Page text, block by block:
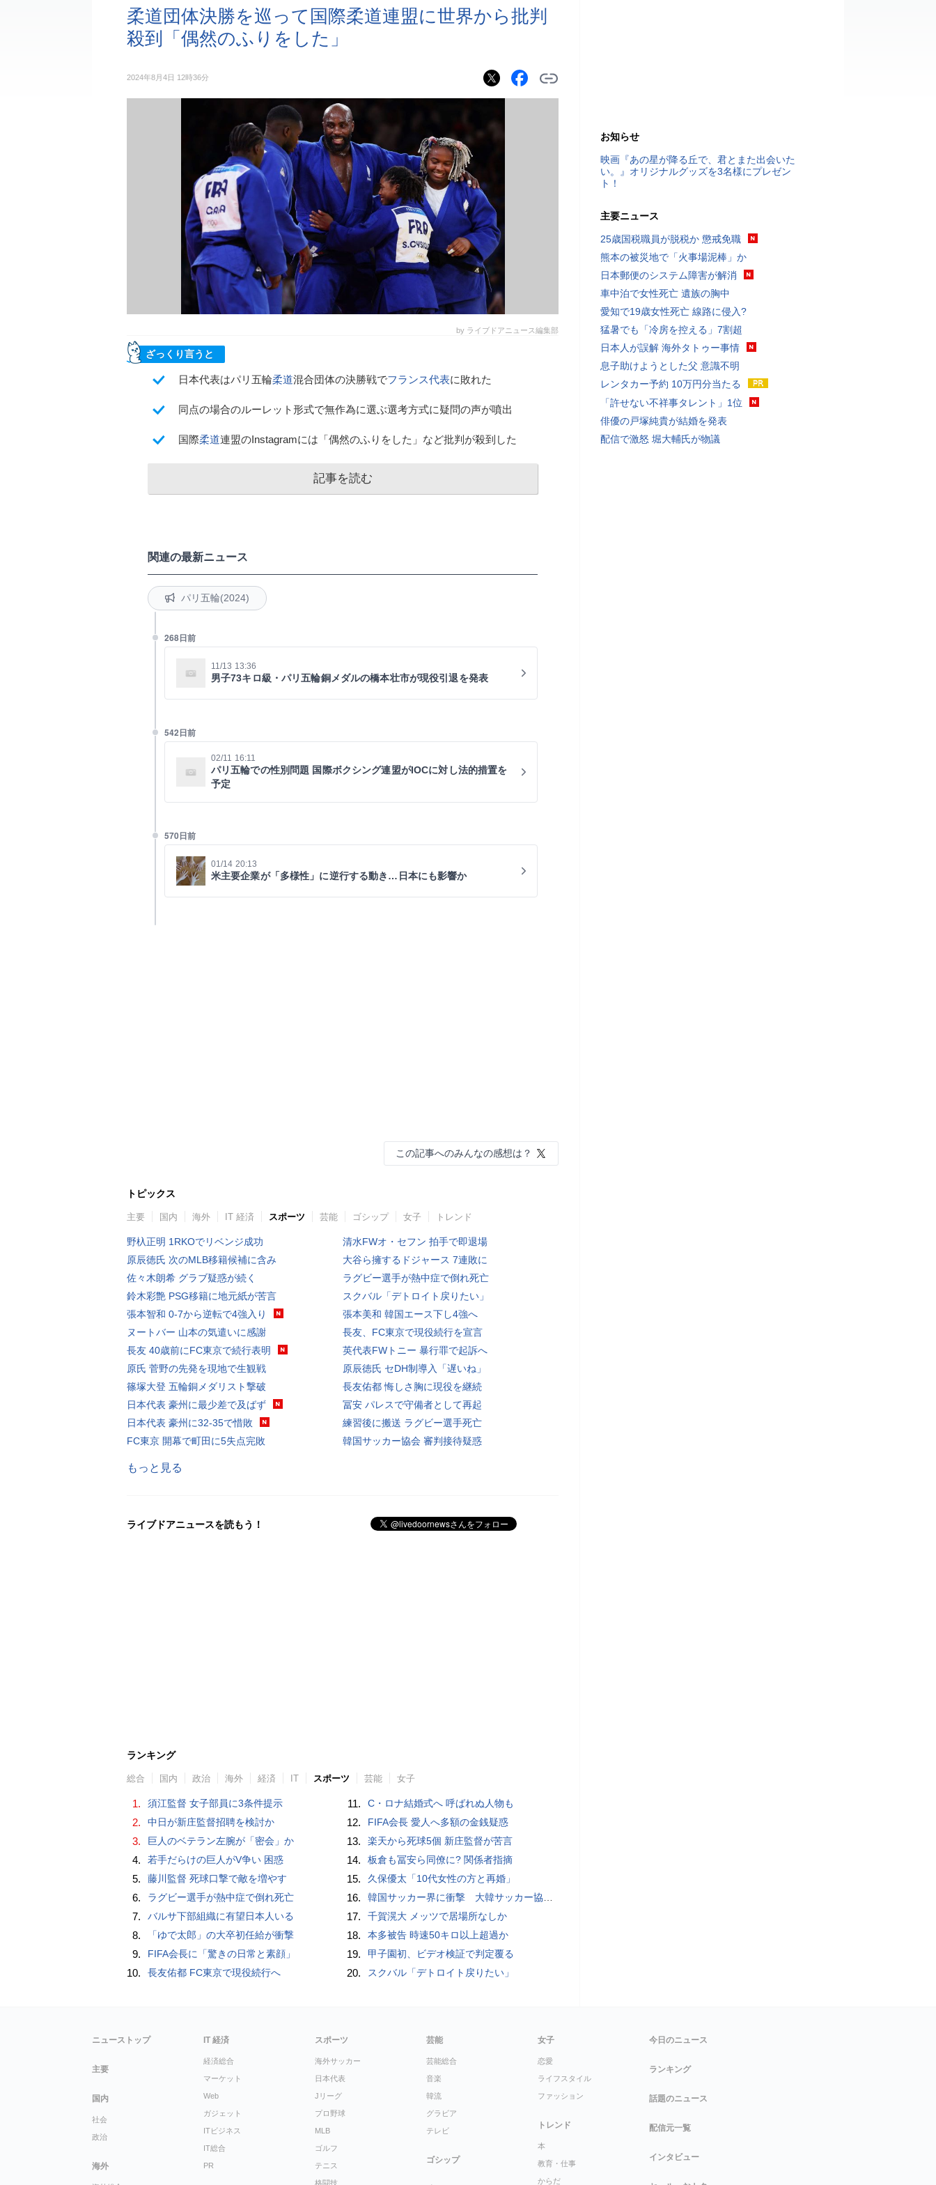
柔道団体決勝を巡って国際柔道連盟に世界から批判
殺到「偶然のふりをした」
2024年8月4日 12時36分
by ライブドアニュース編集部
ざっくり言うと
日本代表はパリ五輪柔道混合団体の決勝戦でフランス代表に敗れた
同点の場合のルーレット形式で無作為に選ぶ選考方式に疑問の声が噴出
国際柔道連盟のInstagramには「偶然のふりをした」など批判が殺到した
記事を読む
関連の最新ニュース
パリ五輪(2024)
268日前
11/13 13:36
男子73キロ級・パリ五輪銅メダルの橋本壮市が現役引退を発表
542日前
02/11 16:11
パリ五輪での性別問題 国際ボクシング連盟がIOCに対し法的措置を
予定
570日前
01/14 20:13
米主要企業が「多様性」に逆行する動き…日本にも影響か
この記事へのみんなの感想は？
トピックス
主要 国内 海外 IT 経済 スポーツ 芸能 ゴシップ 女子 トレンド
野杁正明 1RKOでリベンジ成功
原辰徳氏 次のMLB移籍候補に含み
佐々木朗希 グラブ疑惑が続く
鈴木彩艶 PSG移籍に地元紙が苦言
張本智和 0-7から逆転で4強入り
ヌートバー 山本の気遣いに感謝
長友 40歳前にFC東京で続行表明
原氏 菅野の先発を現地で生観戦
篠塚大登 五輪銅メダリスト撃破
日本代表 豪州に最少差で及ばず
日本代表 豪州に32-35で惜敗
FC東京 開幕で町田に5失点完敗
清水FWオ・セフン 拍手で即退場
大谷ら擁するドジャース 7連敗に
ラグビー選手が熱中症で倒れ死亡
スクバル「デトロイト戻りたい」
張本美和 韓国エース下し4強へ
長友、FC東京で現役続行を宣言
英代表FWトニー 暴行罪で起訴へ
原辰徳氏 セDH制導入「遅いね」
長友佑都 悔しさ胸に現役を継続
冨安 パレスで守備者として再起
練習後に搬送 ラグビー選手死亡
韓国サッカー協会 審判接待疑惑
もっと見る
ライブドアニュースを読もう！
ランキング
総合 国内 政治 海外 経済 IT スポーツ 芸能 女子
1. 須江監督 女子部員に3条件提示
2. 中日が新庄監督招聘を検討か
3. 巨人のベテラン左腕が「密会」か
4. 若手だらけの巨人がV争い 困惑
5. 藤川監督 死球口撃で敵を増やす
6. ラグビー選手が熱中症で倒れ死亡
7. バルサ下部組織に有望日本人いる
8. 「ゆで太郎」の大卒初任給が衝撃
9. FIFA会長に「驚きの日常と素顔」
10. 長友佑都 FC東京で現役続行へ
11. C・ロナ結婚式へ 呼ばれぬ人物も
12. FIFA会長 愛人へ多額の金銭疑惑
13. 楽天から死球5個 新庄監督が苦言
14. 板倉も冨安ら同僚に? 関係者指摘
15. 久保優太「10代女性の方と再婚」
16. 韓国サッカー界に衝撃 大韓サッカー協会に外国人審判への“性的接待”疑惑 韓国メディアが報道
17. 千賀滉大 メッツで居場所なしか
18. 本多被告 時速50キロ以上超過か
19. 甲子園初、ビデオ検証で判定覆る
20. スクバル「デトロイト戻りたい」
お知らせ
映画『あの星が降る丘で、君とまた出会いた
い。』オリジナルグッズを3名様にプレゼン
ト！
主要ニュース
25歳国税職員が脱税か 懲戒免職
熊本の被災地で「火事場泥棒」か
日本郵便のシステム障害が解消
車中泊で女性死亡 遺族の胸中
愛知で19歳女性死亡 線路に侵入?
猛暑でも「冷房を控える」7割超
日本人が誤解 海外タトゥー事情
息子助けようとした父 意識不明
レンタカー予約 10万円分当たる
「許せない不祥事タレント」1位
俳優の戸塚純貴が結婚を発表
配信で激怒 堀大輔氏が物議
ニューストップ
主要
国内
社会
政治
海外
IT 経済
経済総合
マーケット
Web
ガジェット
ITビジネス
IT総合
PR
スポーツ
海外サッカー
日本代表
Jリーグ
プロ野球
MLB
ゴルフ
テニス
格闘技
芸能
芸能総合
音楽
韓流
グラビア
テレビ
ゴシップ
女子
恋愛
ライフスタイル
ファッション
トレンド
本
教育・仕事
からだ
今日のニュース
ランキング
話題のニュース
配信元一覧
インタビュー